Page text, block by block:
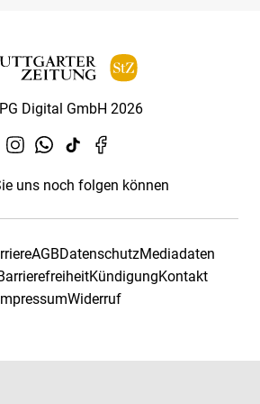
Digital GmbH 2026
uns noch folgen können
AGBDatenschutzMediadaten
KündigungKontakt
Widerruf